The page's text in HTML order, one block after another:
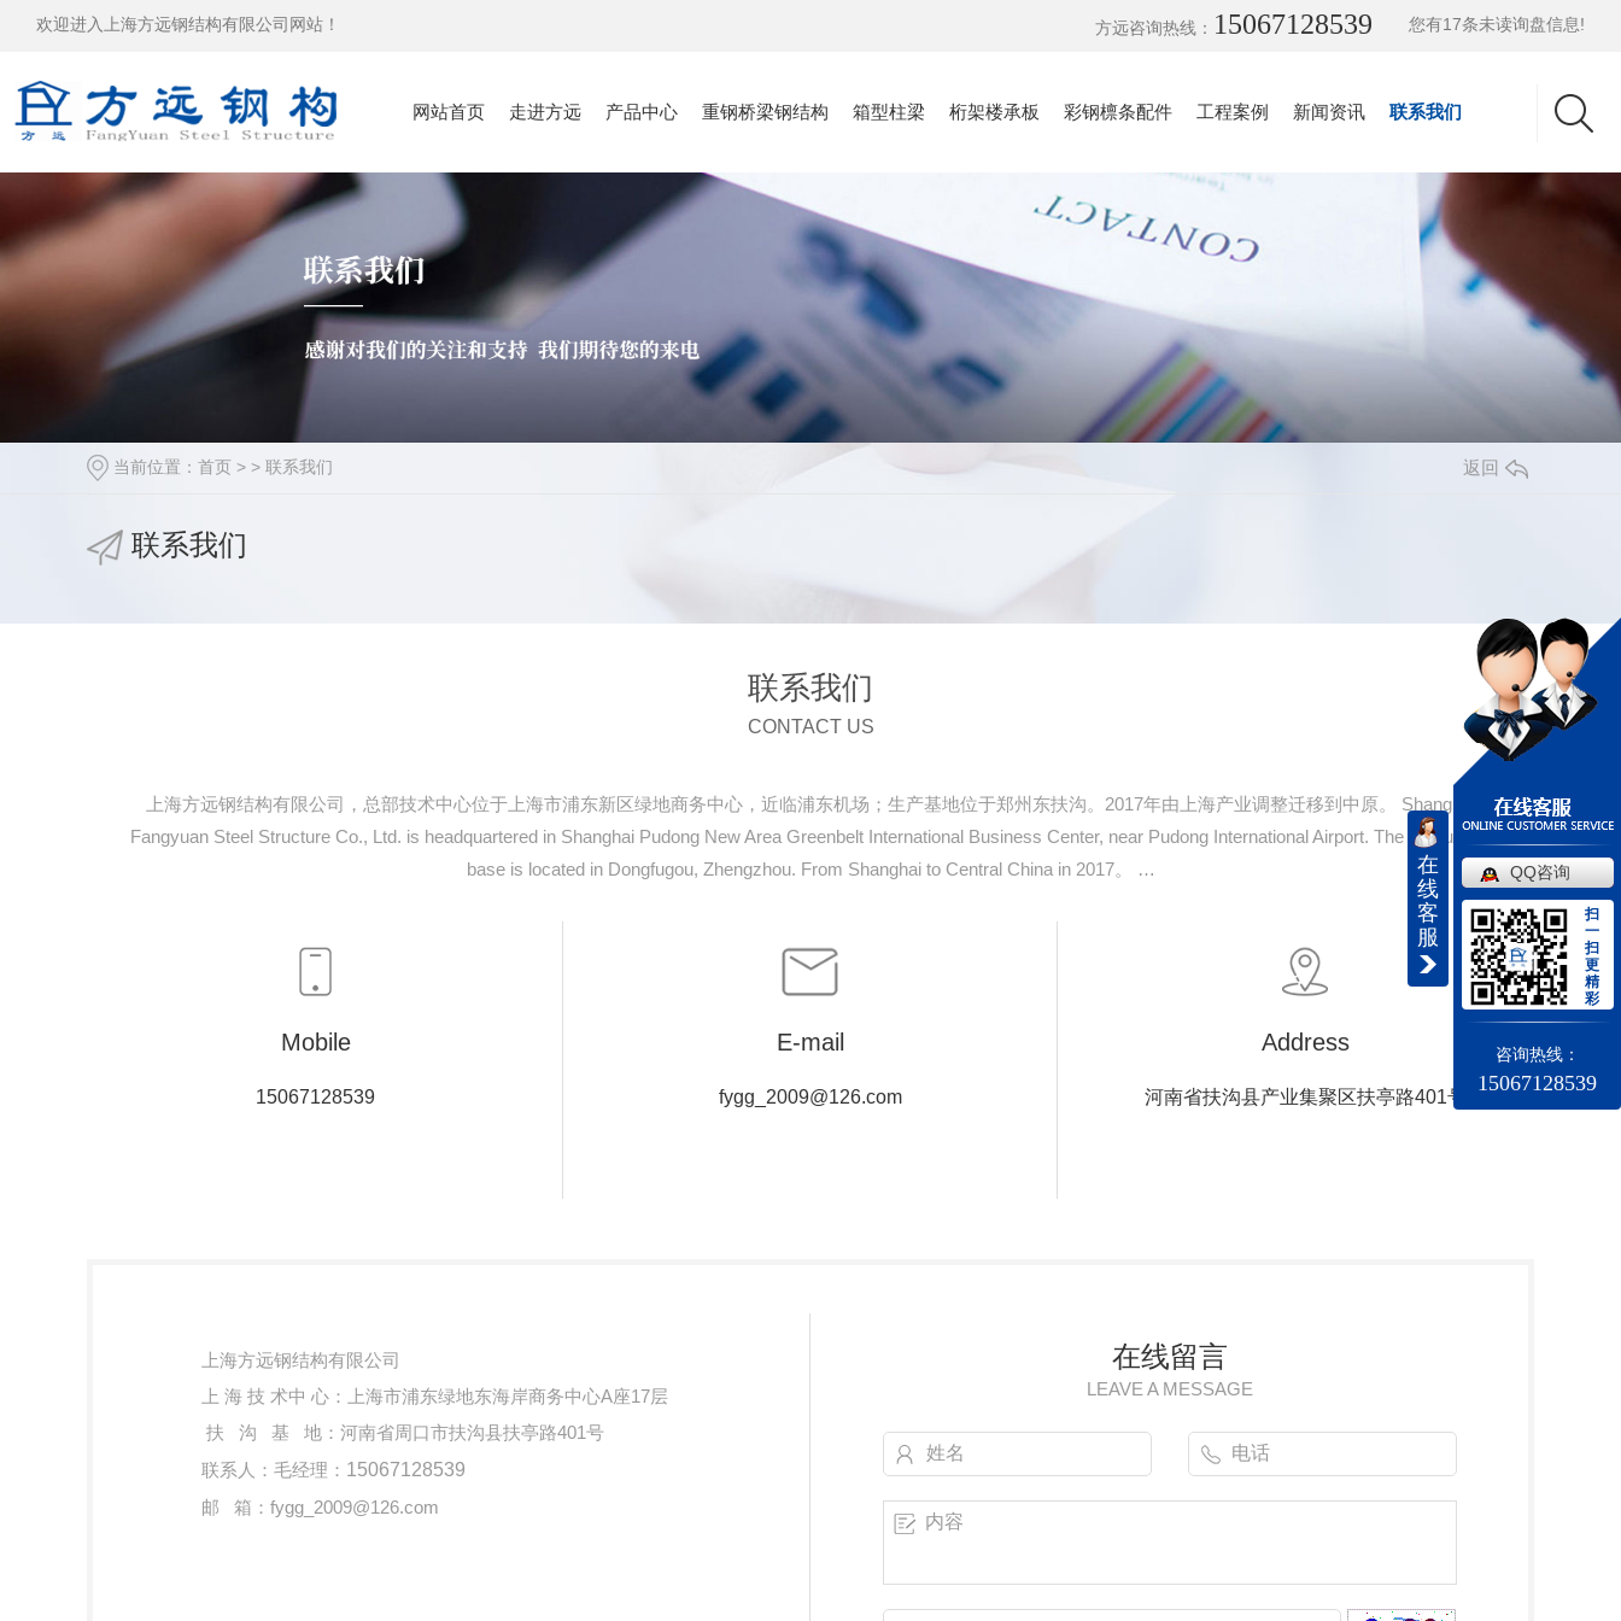
欢迎进入上海方远钢结构有限公司网站！ 方远咨询热线： 15067128539 您有17条未读询盘信息!
网站首页 走进方远 产品中心 重钢桥梁钢结构 箱型柱梁 桁架楼承板 彩钢檩条配件 工程案例 新闻资讯 联系我们
当前位置： 首页 > > 联系我们 返回
联系我们
联系我们
CONTACT US
上海方远钢结构有限公司，总部技术中心位于上海市浦东新区绿地商务中心，近临浦东机场；生产基地位于郑州东扶沟。2017年由上海产业调整迁移到中原。 Shanghai
Fangyuan Steel Structure Co., Ltd. is headquartered in Shanghai Pudong New Area Greenbelt International Business Center, near Pudong International Airport. The production
base is located in Dongfugou, Zhengzhou. From Shanghai to Central China in 2017。 …
Mobile
15067128539
E-mail
fygg_2009@126.com
Address
河南省扶沟县产业集聚区扶亭路401号
上海方远钢结构有限公司
上 海 技 术中 心：上海市浦东绿地东海岸商务中心A座17层
扶 沟 基 地：河南省周口市扶沟县扶亭路401号
联系人：毛经理： 15067128539
邮 箱：fygg_2009@126.com
在线留言
LEAVE A MESSAGE
在
线
客
服
QQ咨询
扫
一
扫
更
精
彩
咨询热线：
15067128539